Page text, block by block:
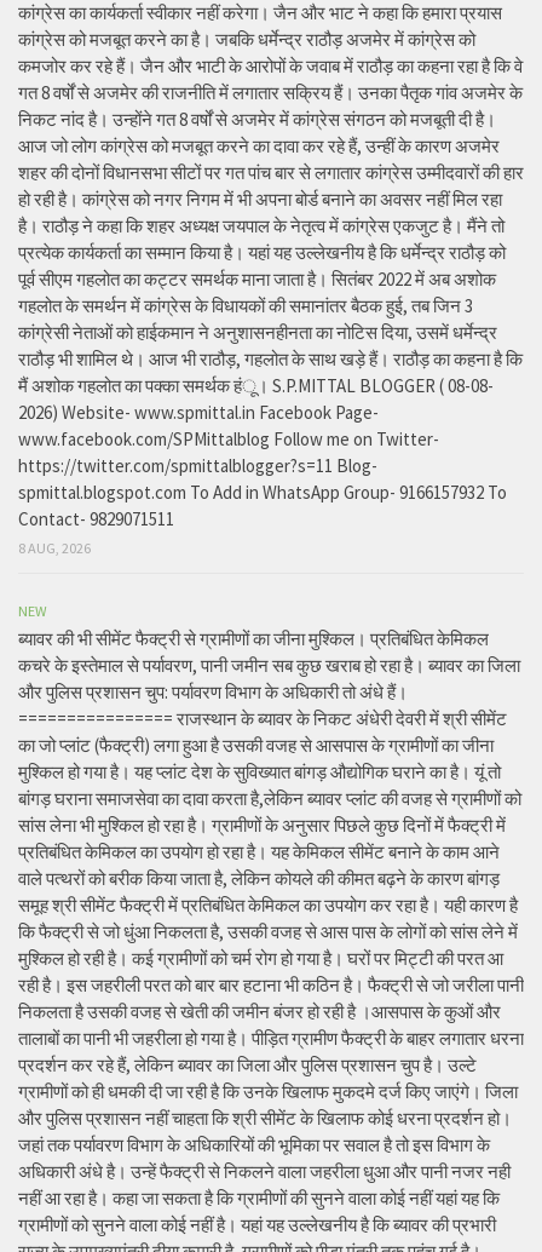
कांग्रेस का कार्यकर्ता स्वीकार नहीं करेगा। जैन और भाट ने कहा कि हमारा प्रयास
कांग्रेस को मजबूत करने का है। जबकि धर्मेन्द्र राठौड़ अजमेर में कांग्रेस को
कमजोर कर रहे हैं। जैन और भाटी के आरोपों के जवाब में राठौड़ का कहना रहा है कि वे
गत 8 वर्षों से अजमेर की राजनीति में लगातार सक्रिय हैं। उनका पैतृक गांव अजमेर के
निकट नांद है। उन्होंने गत 8 वर्षों से अजमेर में कांग्रेस संगठन को मजबूती दी है।
आज जो लोग कांग्रेस को मजबूत करने का दावा कर रहे हैं, उन्हीं के कारण अजमेर
शहर की दोनों विधानसभा सीटों पर गत पांच बार से लगातार कांग्रेस उम्मीदवारों की हार
हो रही है। कांग्रेस को नगर निगम में भी अपना बोर्ड बनाने का अवसर नहीं मिल रहा
है। राठौड़ ने कहा कि शहर अध्यक्ष जयपाल के नेतृत्व में कांग्रेस एकजुट है। मैंने तो
प्रत्येक कार्यकर्ता का सम्मान किया है। यहां यह उल्लेखनीय है कि धर्मेन्द्र राठौड़ को
पूर्व सीएम गहलोत का कट्टर समर्थक माना जाता है। सितंबर 2022 में अब अशोक
गहलोत के समर्थन में कांग्रेस के विधायकों की समानांतर बैठक हुई, तब जिन 3
कांग्रेसी नेताओं को हाईकमान ने अनुशासनहीनता का नोटिस दिया, उसमें धर्मेन्द्र
राठौड़ भी शामिल थे। आज भी राठौड़, गहलोत के साथ खड़े हैं। राठौड़ का कहना है कि
मैं अशोक गहलोत का पक्का समर्थक हंू। S.P.MITTAL BLOGGER ( 08-08-
2026) Website- www.spmittal.in Facebook Page-
www.facebook.com/SPMittalblog Follow me on Twitter-
https://twitter.com/spmittalblogger?s=11 Blog-
spmittal.blogspot.com To Add in WhatsApp Group- 9166157932 To
Contact- 9829071511
8 AUG, 2026
NEW
ब्यावर की भी सीमेंट फैक्ट्री से ग्रामीणों का जीना मुश्किल। प्रतिबंधित केमिकल
कचरे के इस्तेमाल से पर्यावरण, पानी जमीन सब कुछ खराब हो रहा है। ब्यावर का जिला
और पुलिस प्रशासन चुप: पर्यावरण विभाग के अधिकारी तो अंधे हैं।
================ राजस्थान के ब्यावर के निकट अंधेरी देवरी में श्री सीमेंट
का जो प्लांट (फैक्ट्री) लगा हुआ है उसकी वजह से आसपास के ग्रामीणों का जीना
मुश्किल हो गया है। यह प्लांट देश के सुविख्यात बांगड़ औद्योगिक घराने का है। यूं तो
बांगड़ घराना समाजसेवा का दावा करता है,लेकिन ब्यावर प्लांट की वजह से ग्रामीणों को
सांस लेना भी मुश्किल हो रहा है। ग्रामीणों के अनुसार पिछले कुछ दिनों में फैक्ट्री में
प्रतिबंधित केमिकल का उपयोग हो रहा है। यह केमिकल सीमेंट बनाने के काम आने
वाले पत्थरों को बरीक किया जाता है, लेकिन कोयले की कीमत बढ़ने के कारण बांगड़
समूह श्री सीमेंट फैक्ट्री में प्रतिबंधित केमिकल का उपयोग कर रहा है। यही कारण है
कि फैक्ट्री से जो धुंआ निकलता है, उसकी वजह से आस पास के लोगों को सांस लेने में
मुश्किल हो रही है। कई ग्रामीणों को चर्म रोग हो गया है। घरों पर मिट्टी की परत आ
रही है। इस जहरीली परत को बार बार हटाना भी कठिन है। फैक्ट्री से जो जरीला पानी
निकलता है उसकी वजह से खेती की जमीन बंजर हो रही है ।आसपास के कुओं और
तालाबों का पानी भी जहरीला हो गया है। पीड़ित ग्रामीण फैक्ट्री के बाहर लगातार धरना
प्रदर्शन कर रहे हैं, लेकिन ब्यावर का जिला और पुलिस प्रशासन चुप है। उल्टे
ग्रामीणों को ही धमकी दी जा रही है कि उनके खिलाफ मुकदमे दर्ज किए जाएंगे। जिला
और पुलिस प्रशासन नहीं चाहता कि श्री सीमेंट के खिलाफ कोई धरना प्रदर्शन हो।
जहां तक पर्यावरण विभाग के अधिकारियों की भूमिका पर सवाल है तो इस विभाग के
अधिकारी अंधे है। उन्हें फैक्ट्री से निकलने वाला जहरीला धुआ और पानी नजर नही
नहीं आ रहा है। कहा जा सकता है कि ग्रामीणों की सुनने वाला कोई नहीं यहां यह कि
ग्रामीणों को सुनने वाला कोई नहीं है। यहां यह उल्लेखनीय है कि ब्यावर की प्रभारी